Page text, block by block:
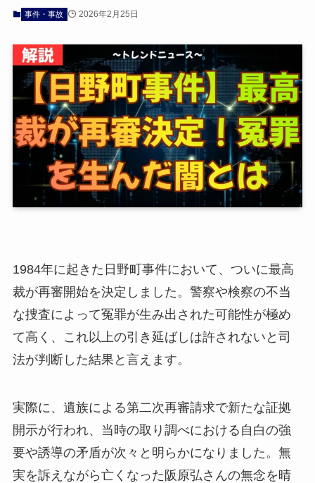
事件・事故 2026年2月25日
1984年に起きた日野町事件において、ついに最高
裁が再審開始を決定しました。警察や検察の不当
な捜査によって冤罪が生み出された可能性が極め
て高く、これ以上の引き延ばしは許されないと司
法が判断した結果と言えます。
実際に、遺族による第二次再審請求で新たな証拠
開示が行われ、当時の取り調べにおける自白の強
要や誘導の矛盾が次々と明らかになりました。無
実を訴えながら亡くなった阪原弘さんの無念を晴